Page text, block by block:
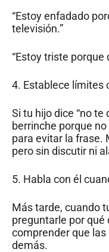
“Estoy enfadado
televisión.”
“Estoy triste porque
4. Establece límites
Si tu hijo dice “no te
berrinche porque
para evitar la frase.
pero sin discutir ni
5. Habla con él
Más tarde, cuando
preguntarle por qué
comprender que
demás.